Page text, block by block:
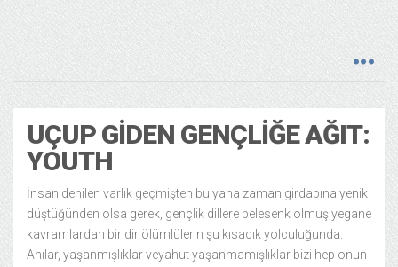
UÇUP GIDEN GENÇLIĞE AĞIT:
YOUTH
İnsan denilen varlık geçmişten bu yana zaman girdabına yenik
düştüğünden olsa gerek, gençlik dillere pelesenk olmuş yegane
kavramlardan biridir ölümlülerin şu kısacık yolculuğunda.
Anılar, yaşanmışlıklar veyahut yaşanmamışlıklar bizi hep onun